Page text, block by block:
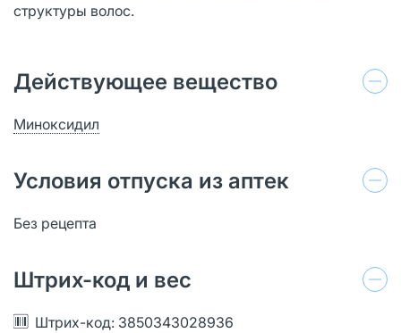
структуры волос.
Действующее вещество
Миноксидил
Условия отпуска из аптек
Без рецепта
Штрих-код и вес
Штрих-код: 3850343028936